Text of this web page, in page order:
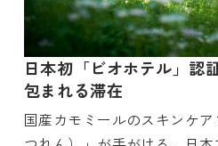
日本初「ビオホテル」認
包まれる滞在
国産カモミールのスキンケ